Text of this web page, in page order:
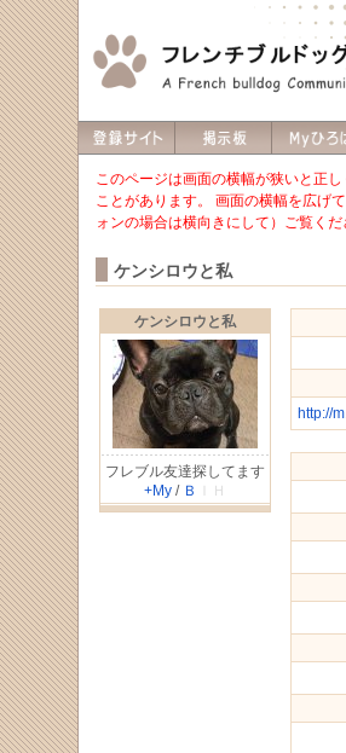
このページは画面の横幅が狭いと正
ことがあります。 画面の横幅を広げ
ォンの場合は横向きにして）ご覧くだ
ケンシロウと私
ケンシロウと私
フレブル友達探してます
+My/ Ｂ ＩＨ
http://